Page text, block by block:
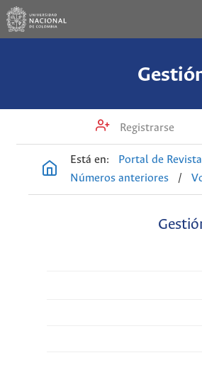
Registrarse
Está en: Portal de
Números anteriores
/